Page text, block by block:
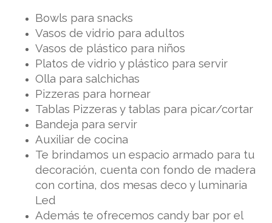
Bowls para snacks
Vasos de vidrio para adultos
Vasos de plástico para niños
Platos de vidrio y plástico para servir
Olla para salchichas
Pizzeras para hornear
Tablas Pizzeras y tablas para picar/cortar
Bandeja para servir
Auxiliar de cocina
Te brindamos un espacio armado para tu
decoración, cuenta con fondo de madera
con cortina, dos mesas deco y luminaria
Led
Además te ofrecemos candy bar por el